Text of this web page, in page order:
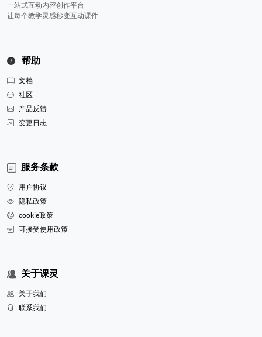
一站式互动内容创作平台
让每个教学灵感秒变互动课件
帮助
文档
社区
产品反馈
变更日志
服务条款
用户协议
隐私政策
cookie政策
可接受使用政策
关于课灵
关于我们
联系我们